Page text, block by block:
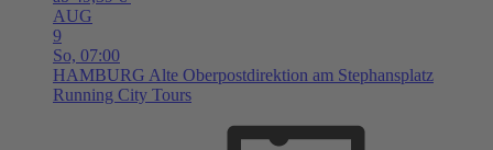
AUG
9
So, 07:00
HAMBURG Alte Oberpostdirektion am Stephansplatz
Running City Tours